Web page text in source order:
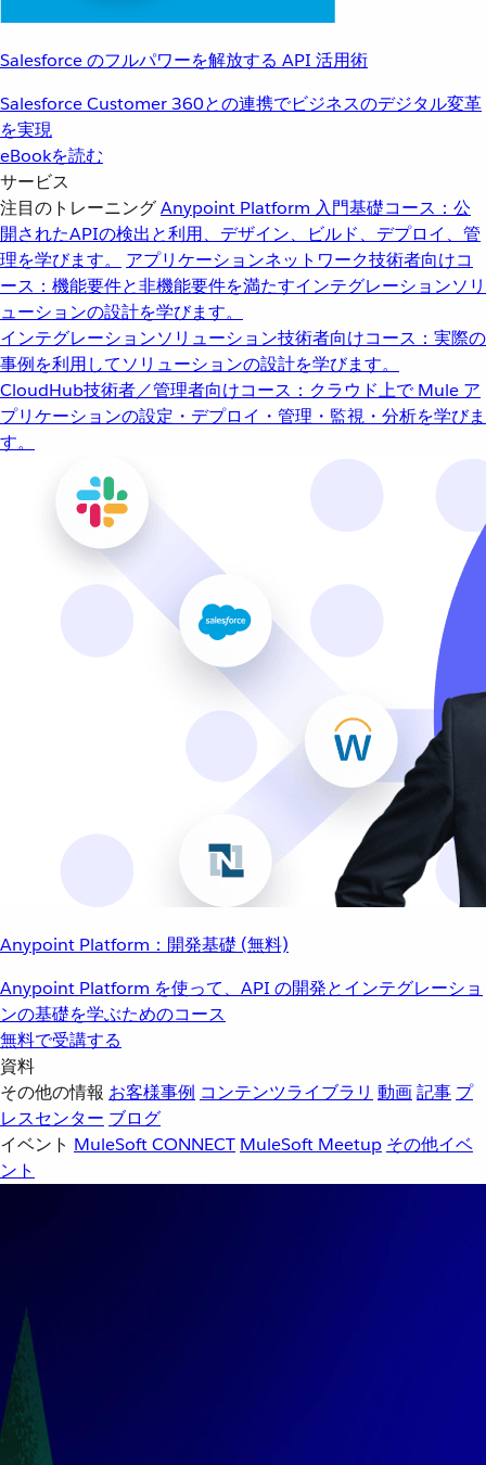
Salesforce のフルパワーを解放する API 活用術
Salesforce Customer 360との連携でビジネスのデジタル変革
を実現
eBookを読む
サービス
注目のトレーニングAnypoint Platform 入門基礎コース：公
開されたAPIの検出と利用、デザイン、ビルド、デプロイ、管
理を学びます。
アプリケーションネットワーク技術者向けコ
ース：機能要件と非機能要件を満たすインテグレーションソリ
ューションの設計を学びます。
インテグレーションソリューション技術者向けコース：実際の
事例を利用してソリューションの設計を学びます。
CloudHub技術者／管理者向けコース：クラウド上で Mule ア
プリケーションの設定・デプロイ・管理・監視・分析を学びま
す。
Anypoint Platform：開発基礎 (無料)
Anypoint Platform を使って、API の開発とインテグレーショ
ンの基礎を学ぶためのコース
無料で受講する
資料
その他の情報 お客様事例 コンテンツライブラリ 動画記事 プ
レスセンター ブログ
イベント MuleSoft CONNECT MuleSoft Meetup その他イベ
ント